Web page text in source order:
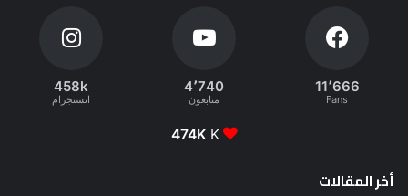
11٬666
Fans
4٬740
متابعون
458k
انستجرام
474K K
أخر المقالات